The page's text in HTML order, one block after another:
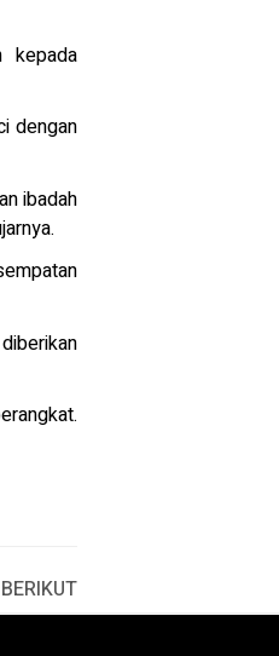
kepada
dengan
ibadah
BERIKUT